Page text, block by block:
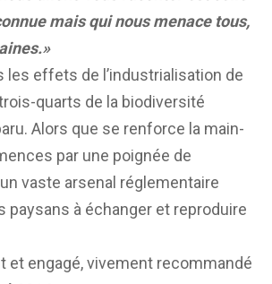
mais qui nous menace tous,
les effets de l’industrialisation de
quarts de la biodiversité
Alors que se renforce la main-
par une poignée de
vaste arsenal réglementaire
paysans à échanger et reproduire
et engagé, vivement recommandé